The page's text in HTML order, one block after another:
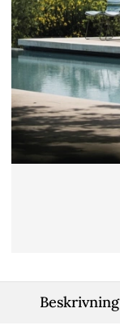
Beskrivning